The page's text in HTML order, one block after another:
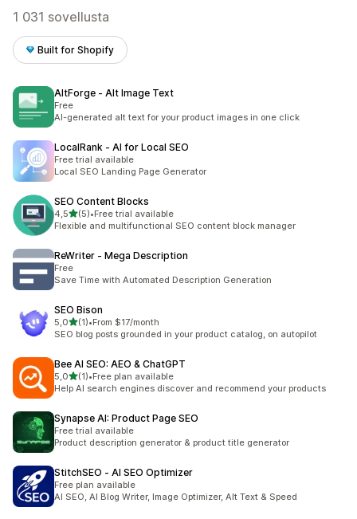
1 031 sovellusta
Built for Shopify
AltForge ‑ Alt Image Text
Free
AI-generated alt text for your product images in one click
LocalRank ‑ AI for Local SEO
Free trial available
Local SEO Landing Page Generator
SEO Content Blocks
4,5/ 5 tähteä
(5)
5 arvostelua yhteensä
•Free trial available
Flexible and multifunctional SEO content block manager
ReWriter ‑ Mega Description
Free
Save Time with Automated Description Generation
SEO Bison
5,0/ 5 tähteä
(1)
1 arvostelua yhteensä
•From $17/month
SEO blog posts grounded in your product catalog, on autopilot
Bee AI SEO: AEO & ChatGPT
5,0/ 5 tähteä
(1)
1 arvostelua yhteensä
•Free plan available
Help AI search engines discover and recommend your products
Synapse AI: Product Page SEO
Free trial available
Product description generator & product title generator
StitchSEO ‑ AI SEO Optimizer
Free plan available
AI SEO, AI Blog Writer, Image Optimizer, Alt Text & Speed